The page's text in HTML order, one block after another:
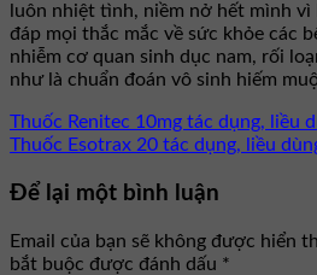
luôn nhiệt tình, niềm nở hết mình vì
đáp mọi thắc mắc về sức khỏe các
nhiễm cơ quan sinh dục nam, rối
như là chuẩn đoán vô sinh hiếm
Thuốc Renitec 10mg tác dụng, liều
Thuốc Esotrax 20 tác dụng, liều
Để lại một bình luận
Email của bạn sẽ không được hiển
bắt buộc được đánh dấu *